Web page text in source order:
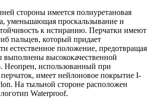
стороны имеется полиуретановая
уменьшающая проскальзывание и
к истиранию. Перчатки имеют
пальцев, который придает
естественное положение, предотвращая
выполнены высококачественной
Неопрен, использованный при
имеет нейлоновое покрытие I-
На тыльной стороне расположен
Waterproof.